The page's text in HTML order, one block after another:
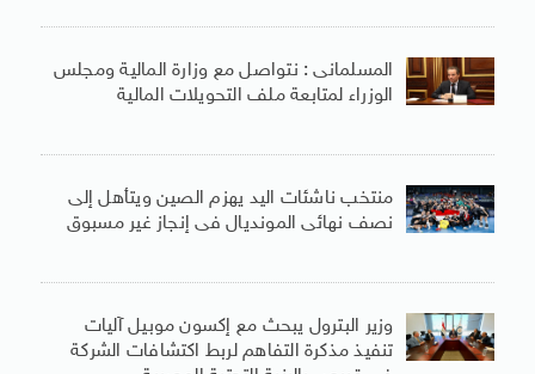
المسلمانى : نتواصل مع وزارة المالية ومجلس
الوزراء لمتابعة ملف التحويلات المالية
منتخب ناشئات اليد يهزم الصين ويتأهل إلى
نصف نهائى المونديال فى إنجاز غير مسبوق
وزير البترول يبحث مع إكسون موبيل آليات
تنفيذ مذكرة التفاهم لربط اكتشافات الشركة